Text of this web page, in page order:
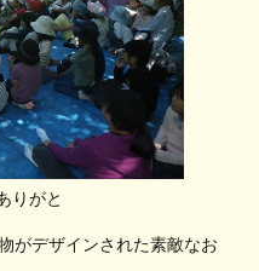
りがと
がデザインされた素敵なお